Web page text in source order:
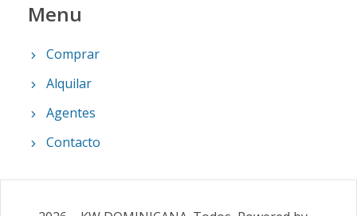
Menu
Comprar
Alquilar
Agentes
Contacto